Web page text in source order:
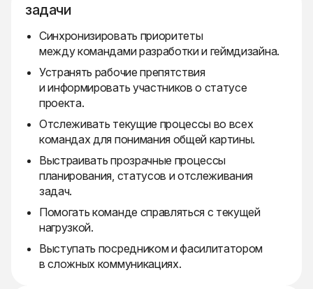
задачи
Синхронизировать приоритеты
между командами разработки и геймдизайна.
Устранять рабочие препятствия
и информировать участников о статусе
проекта.
Отслеживать текущие процессы во всех
командах для понимания общей картины.
Выстраивать прозрачные процессы
планирования, статусов и отслеживания
задач.
Помогать команде справляться с текущей
нагрузкой.
Выступать посредником и фасилитатором
в сложных коммуникациях.